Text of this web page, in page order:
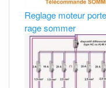
Reglage moteur
rage sommer